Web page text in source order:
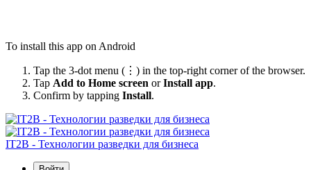
To install this app on Android
Tap the 3-dot menu (⋮) in the top-right corner of the browser.
Tap Add to Home screen orInstall app.
Confirm by tapping Install.
IT2B - Технологии разведки для бизнеса